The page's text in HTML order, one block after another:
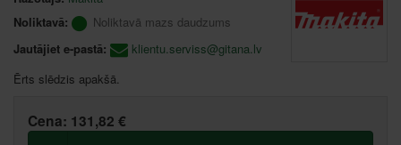
Noliktavā:
Noliktavā mazs daudzums
Jautājiet e-pastā:
klientu.serviss@gitana.lv
Ērts slēdzis apakšā.
Cena: 131,82 €